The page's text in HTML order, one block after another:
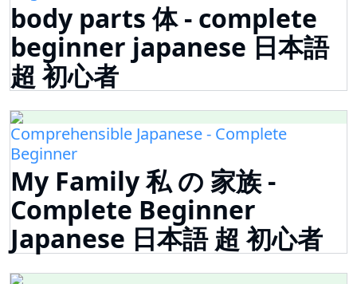
body parts 体 - complete
beginner japanese 日本語
超 初心者
Comprehensible Japanese - Complete
Beginner
My Family 私 の 家族 -
Complete Beginner
Japanese 日本語 超 初心者